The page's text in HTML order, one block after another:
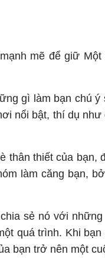
mẽ để giữ
gì làm bạn chú
nổi bật, thí dụ
thiết của bạn,
làm căng bạn,
sẻ nó với
quá trình. Khi
bạn trở nên một